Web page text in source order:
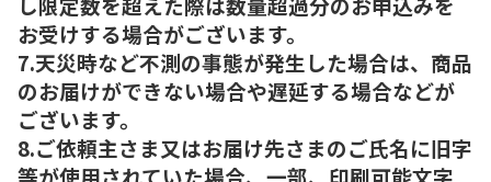
お受けする場合がございます。
7.天災時など不測の事態が発生した場合は、商品
のお届けができない場合や遅延する場合などが
ございます。
8.ご依頼主さま又はお届け先さまのご氏名に旧字